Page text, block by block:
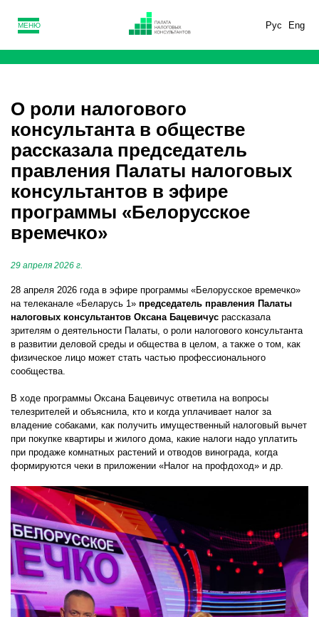
Рус Eng
МЕНЮ
О роли налогового
консультанта в обществе
рассказала председатель
правления Палаты налоговых
консультантов в эфире
программы «Белорусское
времечко»
29 апреля 2026 г.
28 апреля 2026 года в эфире программы «Белорусское времечко»
на телеканале «Беларусь 1» председатель правления Палаты
налоговых консультантов Оксана Бацевичус рассказала
зрителям о деятельности Палаты, о роли налогового консультанта
в развитии деловой среды и общества в целом, а также о том, как
физическое лицо может стать частью профессионального
сообщества.
В ходе программы Оксана Бацевичус ответила на вопросы
телезрителей и объяснила, кто и когда уплачивает налог за
владение собаками, как получить имущественный налоговый вычет
при покупке квартиры и жилого дома, какие налоги надо уплатить
при продаже комнатных растений и отводов винограда, когда
формируются чеки в приложении «Налог на профдоход» и др.